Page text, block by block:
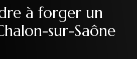
à forger un
sur-Saône